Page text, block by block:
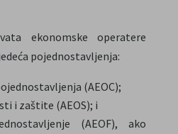
ekonomske operatere
pojednostavljenja:
(AEOС);
i zaštite (AEOS); i
(AEOF), ako